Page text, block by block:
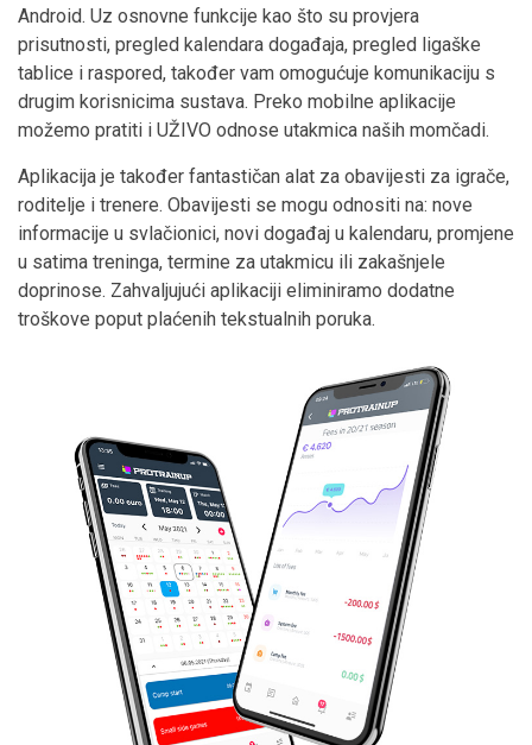
Android. Uz osnovne funkcije kao što su provjera
prisutnosti, pregled kalendara događaja, pregled ligaške
tablice i raspored, također vam omogućuje komunikaciju s
drugim korisnicima sustava. Preko mobilne aplikacije
možemo pratiti i UŽIVO odnose utakmica naših momčadi.
Aplikacija je također fantastičan alat za obavijesti za igrače,
roditelje i trenere. Obavijesti se mogu odnositi na: nove
informacije u svlačionici, novi događaj u kalendaru, promjene
u satima treninga, termine za utakmicu ili zakašnjele
doprinose. Zahvaljujući aplikaciji eliminiramo dodatne
troškove poput plaćenih tekstualnih poruka.